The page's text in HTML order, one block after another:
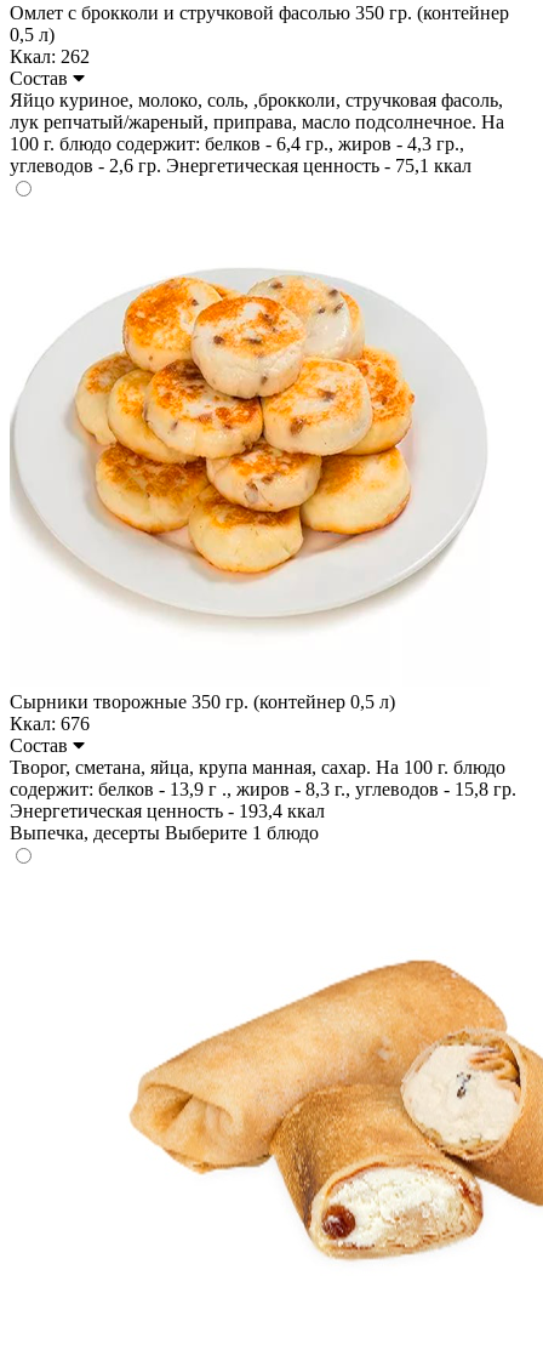
Омлет с брокколи и стручковой фасолью 350 гр. (контейнер
0,5 л)
Ккал: 262
Состав
Яйцо куриное, молоко, соль, ,брокколи, стручковая фасоль,
лук репчатый/жареный, приправа, масло подсолнечное. На
100 г. блюдо содержит: белков - 6,4 гр., жиров - 4,3 гр.,
углеводов - 2,6 гр. Энергетическая ценность - 75,1 ккал
Сырники творожные 350 гр. (контейнер 0,5 л)
Ккал: 676
Состав
Творог, сметана, яйца, крупа манная, сахар. На 100 г. блюдо
содержит: белков - 13,9 г ., жиров - 8,3 г., углеводов - 15,8 гр.
Энергетическая ценность - 193,4 ккал
Выпечка, десерты Выберите 1 блюдо